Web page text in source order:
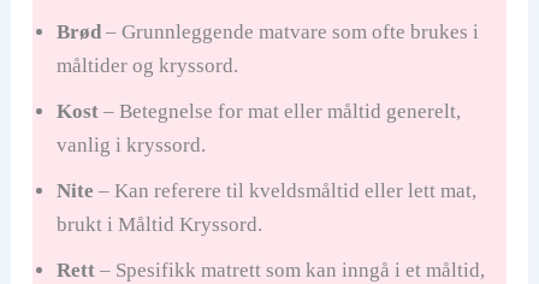
Brød– Grunnleggende matvare som ofte brukes i
måltider og kryssord.
Kost– Betegnelse for mat eller måltid generelt,
vanlig i kryssord.
Nite – Kan referere til kveldsmåltid eller lett mat,
brukt i Måltid Kryssord.
Rett– Spesifikk matrett som kan inngå i et måltid,